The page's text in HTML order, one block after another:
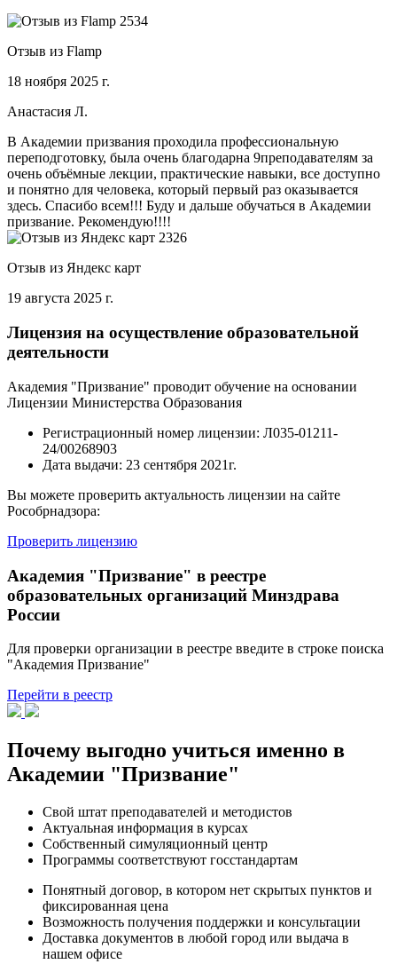
Отзыв из Flamp
18 ноября 2025 г.
Анастасия Л.
В Академии призвания проходила профессиональную
переподготовку, была очень благодарна 9преподавателям за
очень объёмные лекции, практические навыки, все доступно
и понятно для человека, который первый раз оказывается
здесь. Спасибо всем!!! Буду и дальше обучаться в Академии
призвание. Рекомендую!!!!
Отзыв из Яндекс карт
19 августа 2025 г.
Лицензия на осуществление образовательной
деятельности
Академия "Призвание" проводит обучение на основании
Лицензии Министерства Образования
Регистрационный номер лицензии: Л035-01211-
24/00268903
Дата выдачи: 23 сентября 2021г.
Вы можете проверить актуальность лицензии на сайте
Рособрнадзора:
Проверить лицензию
Академия "Призвание" в реестре
образовательных организаций Минздрава
России
Для проверки организации в реестре введите в строке поиска
"Академия Призвание"
Перейти в реестр
Почему выгодно учиться именно в
Академии "Призвание"
Свой штат преподавателей и методистов
Актуальная информация в курсах
Собственный симуляционный центр
Программы соответствуют госстандартам
Понятный договор, в котором нет скрытых пунктов и
фиксированная цена
Возможность получения поддержки и консультации
Доставка документов в любой город или выдача в
нашем офисе